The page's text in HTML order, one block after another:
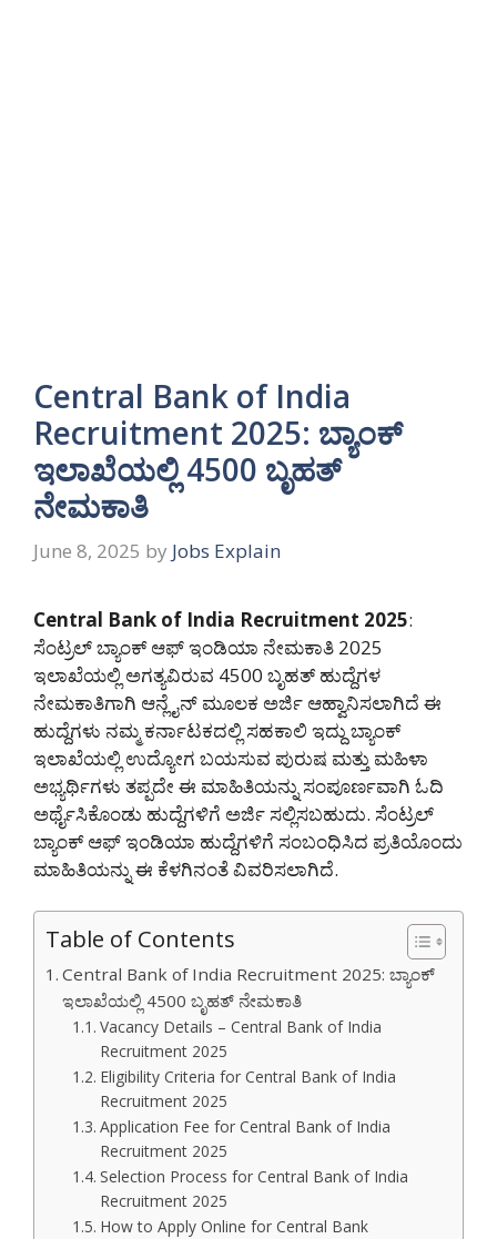
Central Bank of India
Recruitment 2025: ಬ್ಯಾಂಕ್
ಇಲಾಖೆಯಲ್ಲಿ 4500 ಬೃಹತ್
ನೇಮಕಾತಿ
June 8, 2025 by Jobs Explain
Central Bank of India Recruitment 2025:
ಸೆಂಟ್ರಲ್ ಬ್ಯಾಂಕ್ ಆಫ್ ಇಂಡಿಯಾ ನೇಮಕಾತಿ 2025
ಇಲಾಖೆಯಲ್ಲಿ ಅಗತ್ಯವಿರುವ 4500 ಬೃಹತ್ ಹುದ್ದೆಗಳ
ನೇಮಕಾತಿಗಾಗಿ ಆನ್ಲೈನ್ ಮೂಲಕ ಅರ್ಜಿ ಆಹ್ವಾನಿಸಲಾಗಿದೆ ಈ
ಹುದ್ದೆಗಳು ನಮ್ಮ ಕರ್ನಾಟಕದಲ್ಲಿ ಸಹಕಾಲಿ ಇದ್ದು ಬ್ಯಾಂಕ್
ಇಲಾಖೆಯಲ್ಲಿ ಉದ್ಯೋಗ ಬಯಸುವ ಪುರುಷ ಮತ್ತು ಮಹಿಳಾ
ಅಭ್ಯರ್ಥಿಗಳು ತಪ್ಪದೇ ಈ ಮಾಹಿತಿಯನ್ನು ಸಂಪೂರ್ಣವಾಗಿ ಓದಿ
ಅರ್ಥೈಸಿಕೊಂಡು ಹುದ್ದೆಗಳಿಗೆ ಅರ್ಜಿ ಸಲ್ಲಿಸಬಹುದು. ಸೆಂಟ್ರಲ್
ಬ್ಯಾಂಕ್ ಆಫ್ ಇಂಡಿಯಾ ಹುದ್ದೆಗಳಿಗೆ ಸಂಬಂಧಿಸಿದ ಪ್ರತಿಯೊಂದು
ಮಾಹಿತಿಯನ್ನು ಈ ಕೆಳಗಿನಂತೆ ವಿವರಿಸಲಾಗಿದೆ.
Table of Contents
Central Bank of India Recruitment 2025: ಬ್ಯಾಂಕ್
ಇಲಾಖೆಯಲ್ಲಿ 4500 ಬೃಹತ್ ನೇಮಕಾತಿ
Vacancy Details – Central Bank of India
Recruitment 2025
Eligibility Criteria for Central Bank of India
Recruitment 2025
Application Fee for Central Bank of India
Recruitment 2025
Selection Process for Central Bank of India
Recruitment 2025
How to Apply Online for Central Bank